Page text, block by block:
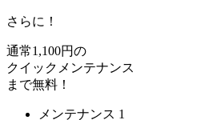
さらに！
通常1,100円の
クイックメンテナンス
まで無料 ！
メンテナンス 1